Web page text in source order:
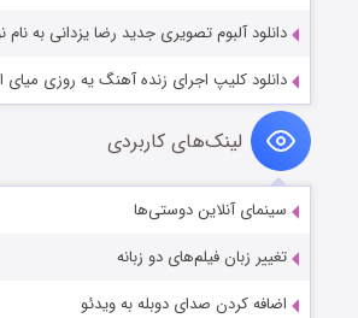
دانلود آلبوم تصویری جدید رضا یزدانی به نام
دانلود کلیپ اجرای زنده آهنگ یه روزی
لینک‌های کاربردی
سینمای آنلاین دوستی‌ها
تغییر زبان فیلم‌های دو زبانه
اضافه کردن صدای دوبله به ویدئو